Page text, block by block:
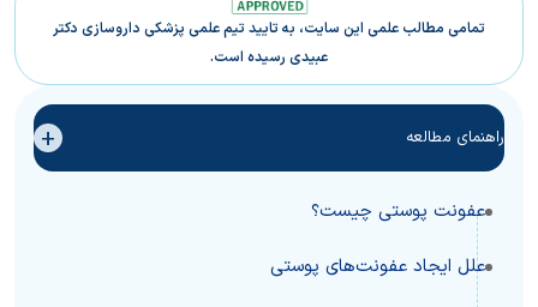
تمامی مطالب علمی این سایت، به تایید تیم علمی پزشکی داروسازی دکتر
عبیدی رسیده است.
راهنمای مطالعه +
عفونت‌ پوستی چیست؟
علل ایجاد عفونت‌های پوستی